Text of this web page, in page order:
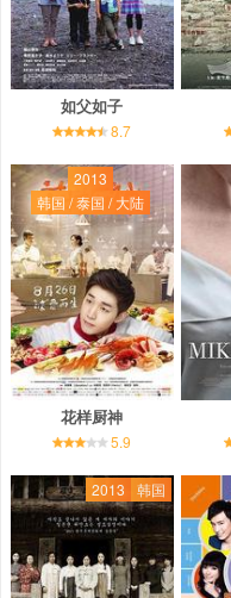
如父如子
8.7
2013
韩国 / 泰国 / 大陆
花样厨神
5.9
2013 韩国